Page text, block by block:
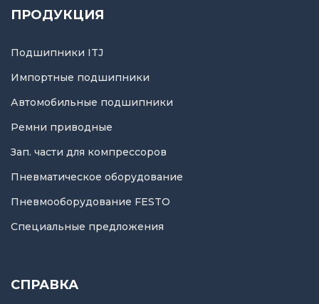
ПРОДУКЦИЯ
Подшипники ITJ
Импортные подшипники
Автомобильные подшипники
Ремни приводные
Зап. части для компрессоров
Пневматическое оборудование
Пневмооборудование FESTO
Специальные предложения
СПРАВКА